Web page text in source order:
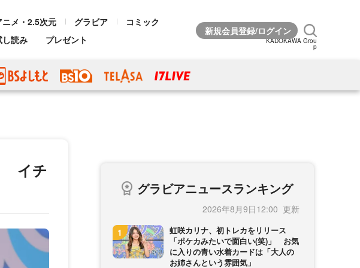
ニメ・2.5次元 グラビア
コミック
し読み プレゼント KADOKAWA Grou
p
イチ
グラビアニュースランキング
2026年8月9日12:00
虹咲カリナ、初トレカをリリース
「ポケカみたいで面白い(笑)」 お気
に入りの青い水着カードは「大人の
お姉さんという雰囲気」